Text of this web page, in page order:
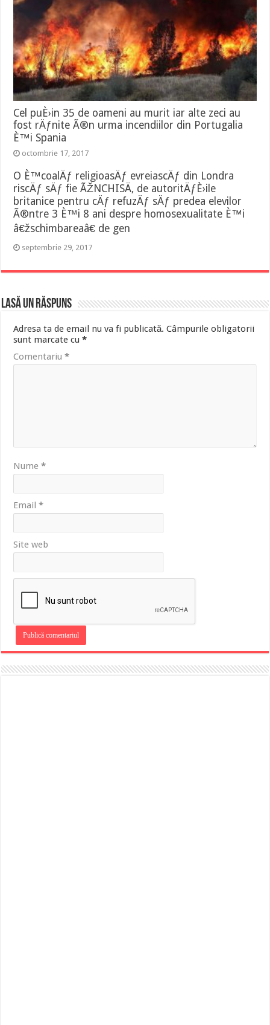
Cel puÈ›in 35 de oameni au murit iar alte zeci au
fost rÄƒnite Ã®n urma incendiilor din Portugalia
È™i Spania
octombrie 17, 2017
O È™coalÄƒ religioasÄƒ evreiascÄƒ din Londra
riscÄƒ sÄƒ fie ÃŽNCHISÄ‚ de autoritÄƒÈ›ile
britanice pentru cÄƒ refuzÄƒ sÄƒ predea elevilor
Ã®ntre 3 È™i 8 ani despre homosexualitate È™i
â€žschimbareaâ€ de gen
septembrie 29, 2017
Lasă un răspuns
Adresa ta de email nu va fi publicată. Câmpurile obligatorii
sunt marcate cu*
Comentariu*
Nume*
Email*
Site web